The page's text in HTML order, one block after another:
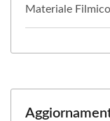
Materiale Filmico